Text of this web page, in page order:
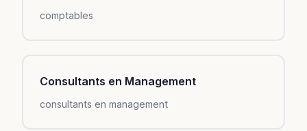
comptables
Consultants en Management
consultants en management